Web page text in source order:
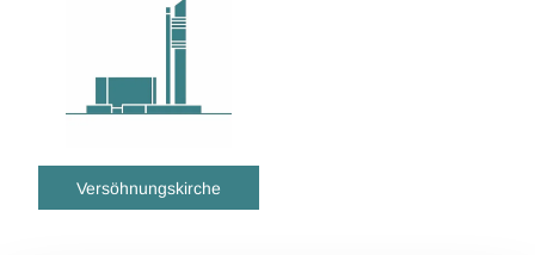
Versöhnungskirche